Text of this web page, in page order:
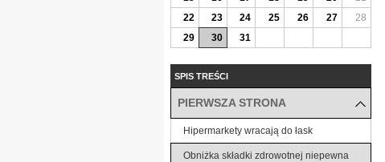
22
23 24 25 26 27
28
29
30 31
SPIS TREŚCI
PIERWSZA STRONA
Hipermarkety wracają do łask
Obniżka składki zdrowotnej niepewna